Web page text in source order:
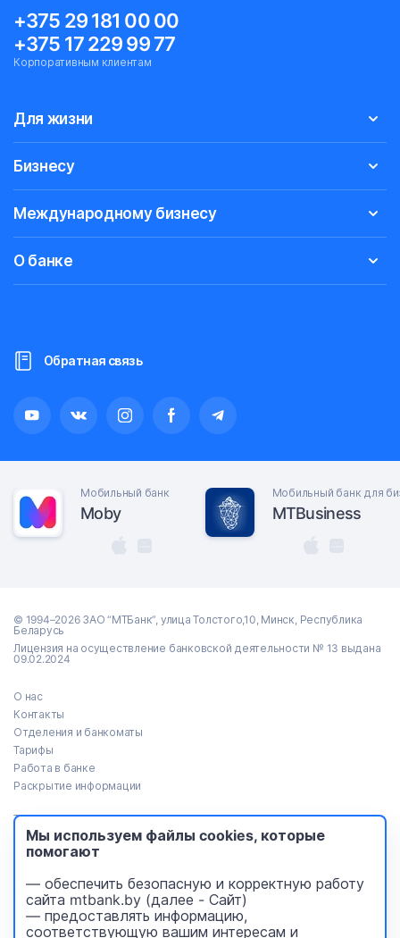
+375 29 181 00 00
+375 17 229 99 77
Корпоративным клиентам
Для жизни
Бизнесу
Международному бизнесу
О банке
Обратная связь
Мобильный банк
Moby
Мобильный банк для
MTBusiness
© 1994–2026 ЗАО “МТБанк”, улица Толстого,10, Минск, Республика
Беларусь
Лицензия на осуществление банковской деятельности № 13 выдана
09.02.2024
О нас
Контакты
Отделения и банкоматы
Тарифы
Работа в банке
Раскрытие информации
Тендеры
Реализация имущества
Пресс-центр
Безопасность платежей
Уведомления
Мы используем файлы cookies, которые
помогают
— обеспечить безопасную и корректную работу
сайта mtbank.by (далее - Сайт)
— предоставлять информацию,
соответствующую вашим интересам и